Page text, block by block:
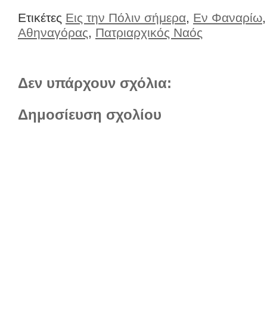
Ετικέτες Εις την Πόλιν σήμερα, Εν Φαναρίω
Αθηναγόρας, Πατριαρχικός Ναός
Δεν υπάρχουν σχόλια:
Δημοσίευση σχολίου